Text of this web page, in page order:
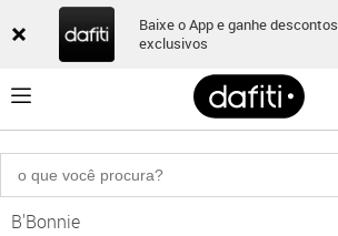
Baixe o App e ganhe descontos
exclusivos
B'Bonnie